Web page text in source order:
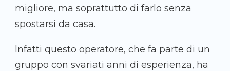
migliore, ma soprattutto di farlo senza
spostarsi da casa.
Infatti questo operatore, che fa parte di un
gruppo con svariati anni di esperienza, ha